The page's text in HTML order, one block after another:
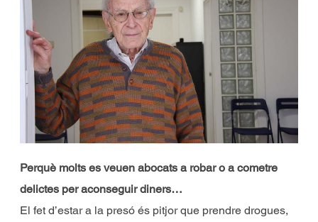
Perquè molts es veuen abocats a robar o a cometre
delictes per aconseguir diners…
El fet d’estar a la presó és pitjor que prendre drogues,